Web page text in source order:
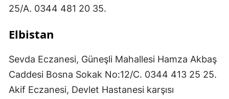
25/A. 0344 481 20 35.
Elbistan
Sevda Eczanesi, Güneşli Mahallesi Hamza Akbaş
Caddesi Bosna Sokak No:12/C. 0344 413 25 25.
Akif Eczanesi, Devlet Hastanesi karşısı